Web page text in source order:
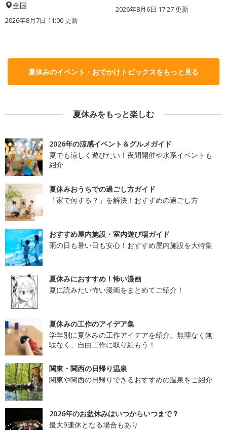
全国
2026年8月7日 11:00更新
2026年8月6日 17:27更新
夏休みのイベント・おでかけトピックスをもっと見る
夏休みをもっと楽しむ
2026年の涼感イベント＆グルメガイド
夏でも涼しく遊びたい！夜間開催や水系イベントも
紹介
夏休みおうちでの過ごし方ガイド
「家で何する？」を解決！おすすめの過ごし方
おすすめ屋内施設・室内遊び場ガイド
雨の日も暑い日も安心！おすすめ屋内施設を大特集
夏休みにおすすめ！怖い漫画
夏に読みたい怖い漫画をまとめてご紹介！
夏休みの工作のアイデア集
学年別に夏休みの工作アイデアを紹介。無理なく無
駄なく、自由工作に取り組もう！
関東・関西の日帰り温泉
関東や関西の日帰りできるおすすめの温泉をご紹介
2026年のお盆休みはいつからいつまで？
最大9連休となる場合もあり